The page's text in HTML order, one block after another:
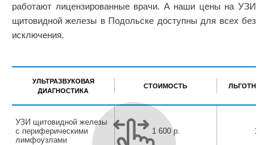
работают лицензированные врачи. А наши цены на УЗИ
щитовидной железы в Подольске доступны для всех без
исключения.
УЛЬТРАЗВУКОВАЯ
ДИАГНОСТИКА
СТОИМОСТЬ ЛЬГОТНАЯ
УЗИ щитовидной железы
с периферическими
лимфоузлами
1 600 р. 1